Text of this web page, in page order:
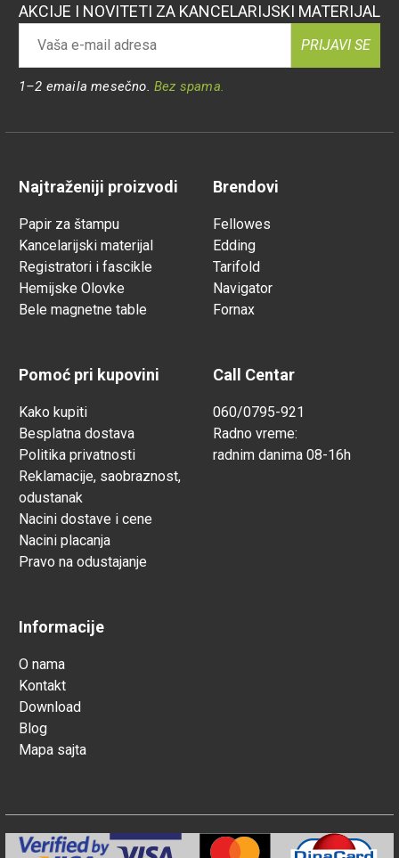
AKCIJE I NOVITETI ZA KANCELARIJSKI MATERIJAL
PRIJAVI SE
1–2 emaila mesečno. Bez spama.
Najtraženiji proizvodi
Papir za štampu
Kancelarijski materijal
Registratori i fascikle
Hemijske Olovke
Bele magnetne table
Brendovi
Fellowes
Edding
Tarifold
Navigator
Fornax
Pomoć pri kupovini
Kako kupiti
Besplatna dostava
Politika privatnosti
Reklamacije, saobraznost,
odustanak
Nacini dostave i cene
Nacini placanja
Pravo na odustajanje
Call Centar
060/0795-921
Radno vreme:
radnim danima 08-16h
Informacije
O nama
Kontakt
Download
Blog
Mapa sajta